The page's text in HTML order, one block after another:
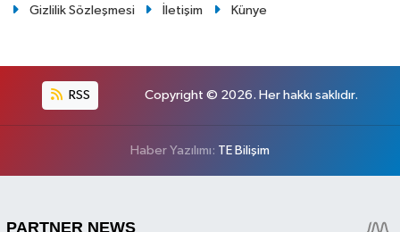
Gizlilik Sözleşmesi İletişim Künye
RSS Copyright © 2026. Her hakkı saklıdır.
Haber Yazılımı: TE Bilişim